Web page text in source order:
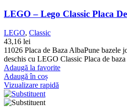
LEGO – Lego Classic Placa
LEGO, Classic
43,16 lei
11026 Placa de Baza AlbaPune bazele
deschis cu LEGO Classic Placa de
Adaugă la favorite
Adaugă în coș
Vizualizare rapidă